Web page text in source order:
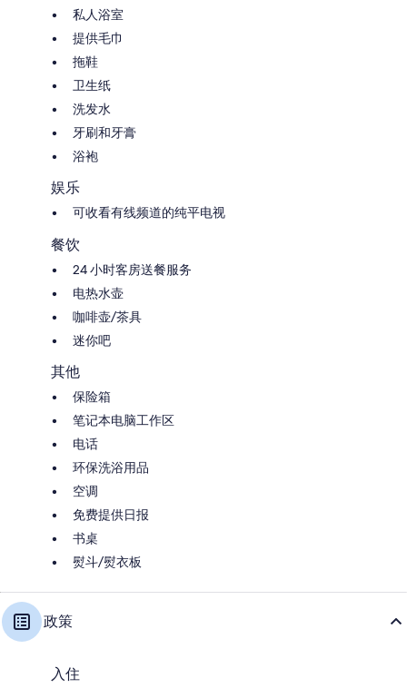
私人浴室
提供毛巾
拖鞋
卫生纸
洗发水
牙刷和牙膏
浴袍
娱乐
可收看有线频道的纯平电视
餐饮
24 小时客房送餐服务
电热水壶
咖啡壶/茶具
迷你吧
其他
保险箱
笔记本电脑工作区
电话
环保洗浴用品
空调
免费提供日报
书桌
熨斗/熨衣板
政策
入住